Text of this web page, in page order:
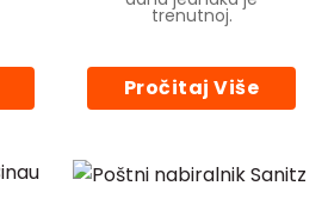
29.99€.
trenutnoj.
Pročitaj Više